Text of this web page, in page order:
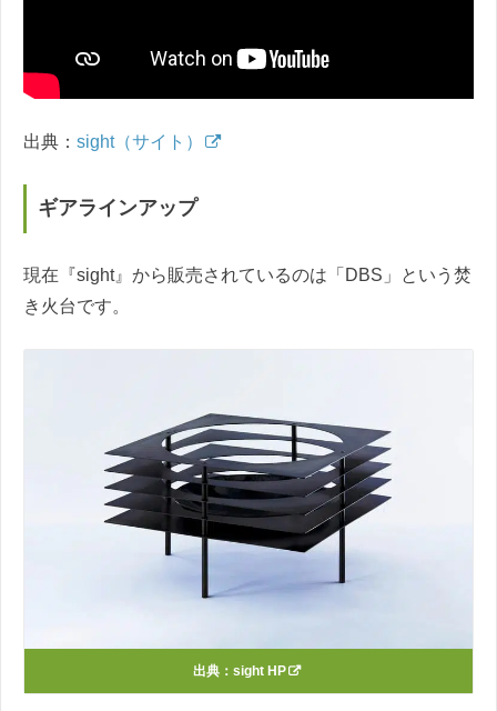
出典： sight（サイト）
ギアラインアップ
現在『sight』から販売されているのは「DBS」という焚
き火台です。
出典： sight HP